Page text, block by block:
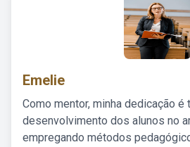
Emelie
Como mentor, minha dedicação é
desenvolvimento dos alunos no
empregando métodos